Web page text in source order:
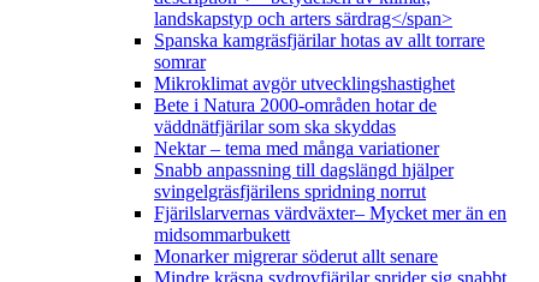
landskapstyp och arters särdrag</span>
Spanska kamgräsfjärilar hotas av allt torrare
somrar
Mikroklimat avgör utvecklingshastighet
Bete i Natura 2000-områden hotar de
väddnätfjärilar som ska skyddas
Nektar – tema med många variationer
Snabb anpassning till dagslängd hjälper
svingelgräsfjärilens spridning norrut
Fjärilslarvernas värdväxter– Mycket mer än en
midsommarbukett
Monarker migrerar söderut allt senare
Mindre kräsna sydrovfjärilar sprider sig snabbt